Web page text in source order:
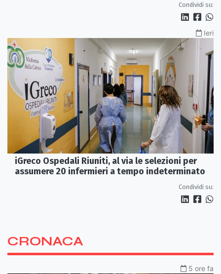
Condividi su:
Ieri
iGreco Ospedali Riuniti, al via le selezioni per
assumere 20 infermieri a tempo indeterminato
Condividi su:
CRONACA
5 ore fa